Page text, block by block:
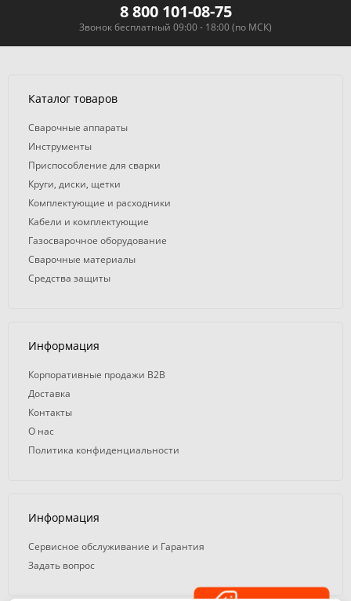
8 800 101-08-75
Звонок бесплатный 09:00 - 18:00 (по МСК)
Каталог товаров
Сварочные аппараты
Инструменты
Приспособление для сварки
Круги, диски, щетки
Комплектующие и расходники
Кабели и комплектующие
Газосварочное оборудование
Сварочные материалы
Средства защиты
Информация
Корпоративные продажи B2B
Доставка
Контакты
О нас
Политика конфиденциальности
Информация
Сервисное обслуживание и Гарантия
Задать вопрос